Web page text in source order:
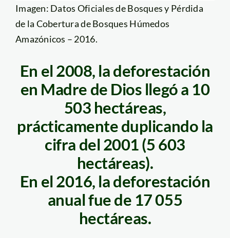
Imagen: Datos Oficiales de Bosques y Pérdida
de la Cobertura de Bosques Húmedos
Amazónicos – 2016.
En el 2008, la deforestación
en Madre de Dios llegó a 10
503 hectáreas,
prácticamente duplicando la
cifra del 2001 (5 603
hectáreas).
En el 2016, la deforestación
anual fue de 17 055
hectáreas.